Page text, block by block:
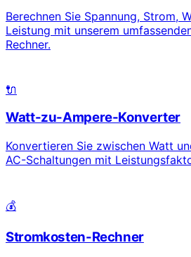
Berechnen Sie Spannung, Strom,
Leistung mit unserem
Rechner.
🔌
Watt-zu-Ampere-Konverter
Konvertieren Sie zwischen Watt
AC-Schaltungen mit
💰
Stromkosten-Rechner